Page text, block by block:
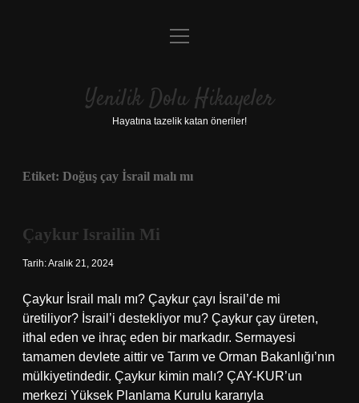
Anasayfa
Yasal Uyarı
menüyü
Yenilik Dolu Hikayeler
Hayatına tazelik katan öneriler!
Etiket: Doğuş çay İsrail malı mı
Çaykur Israilin Mi
Tarih: Aralık 21, 2024
Çaykur İsrail malı mı? Çaykur çayı İsrail’de mi
üretiliyor? İsrail’i destekliyor mu? Çaykur çay üreten,
ithal eden ve ihraç eden bir markadır. Sermayesi
tamamen devlete aittir ve Tarım ve Orman Bakanlığı’nın
mülkiyetindedir. Çaykur kimin malı? ÇAY-KUR’un
merkezi Yüksek Planlama Kurulu kararıyla